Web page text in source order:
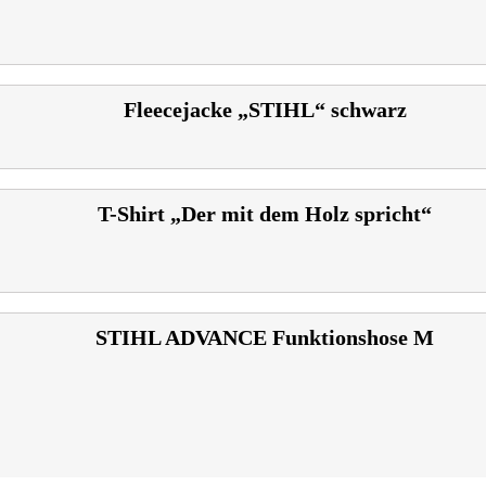
Fleecejacke „STIHL“ schwarz
T-Shirt „Der mit dem Holz spricht“
STIHL ADVANCE Funktionshose M